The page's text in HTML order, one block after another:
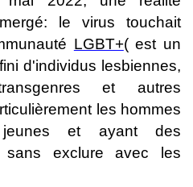
le virus touchait
LGBT+(est un
d'individus lesbiennes,
et autres
les hommes
jeunes et ayant des
sans exclure avec les